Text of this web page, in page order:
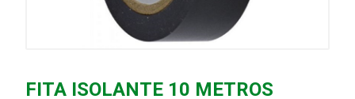
FITA ISOLANTE 10 METROS